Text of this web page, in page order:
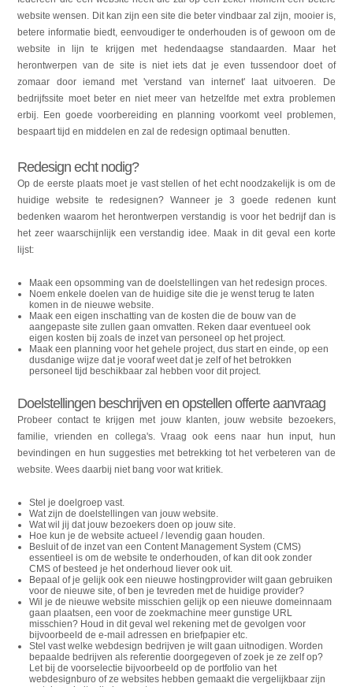
website wensen. Dit kan zijn een site die beter vindbaar zal zijn, mooier is,
betere informatie biedt, eenvoudiger te onderhouden is of gewoon om de
website in lijn te krijgen met hedendaagse standaarden. Maar het
herontwerpen van de site is niet iets dat je even tussendoor doet of
zomaar door iemand met 'verstand van internet' laat uitvoeren. De
bedrijfssite moet beter en niet meer van hetzelfde met extra problemen
erbij. Een goede voorbereiding en planning voorkomt veel problemen,
bespaart tijd en middelen en zal de redesign optimaal benutten.
Redesign echt nodig?
Op de eerste plaats moet je vast stellen of het echt noodzakelijk is om de
huidige website te redesignen? Wanneer je 3 goede redenen kunt
bedenken waarom het herontwerpen verstandig is voor het bedrijf dan is
het zeer waarschijnlijk een verstandig idee. Maak in dit geval een korte
lijst:
Maak een opsomming van de doelstellingen van het redesign proces.
Noem enkele doelen van de huidige site die je wenst terug te laten
komen in de nieuwe website.
Maak een eigen inschatting van de kosten die de bouw van de
aangepaste site zullen gaan omvatten. Reken daar eventueel ook
eigen kosten bij zoals de inzet van personeel op het project.
Maak een planning voor het gehele project, dus start en einde, op een
dusdanige wijze dat je vooraf weet dat je zelf of het betrokken
personeel tijd beschikbaar zal hebben voor dit project.
Doelstellingen beschrijven en opstellen offerte aanvraag
Probeer contact te krijgen met jouw klanten, jouw website bezoekers,
familie, vrienden en collega's. Vraag ook eens naar hun input, hun
bevindingen en hun suggesties met betrekking tot het verbeteren van de
website. Wees daarbij niet bang voor wat kritiek.
Stel je doelgroep vast.
Wat zijn de doelstellingen van jouw website.
Wat wil jij dat jouw bezoekers doen op jouw site.
Hoe kun je de website actueel / levendig gaan houden.
Besluit of de inzet van een Content Management System (CMS)
essentieel is om de website te onderhouden, of kan dit ook zonder
CMS of besteed je het onderhoud liever ook uit.
Bepaal of je gelijk ook een nieuwe hostingprovider wilt gaan gebruiken
voor de nieuwe site, of ben je tevreden met de huidige provider?
Wil je de nieuwe website misschien gelijk op een nieuwe domeinnaam
gaan plaatsen, een voor de zoekmachine meer gunstige URL
misschien? Houd in dit geval wel rekening met de gevolgen voor
bijvoorbeeld de e-mail adressen en briefpapier etc.
Stel vast welke webdesign bedrijven je wilt gaan uitnodigen. Worden
bepaalde bedrijven als referentie doorgegeven of zoek je ze zelf op?
Let bij de voorselectie bijvoorbeeld op de portfolio van het
webdesignburo of ze websites hebben gemaakt die vergelijkbaar zijn